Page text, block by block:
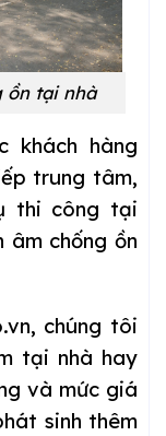
ồn tại nhà
khách hàng
trung tâm,
thi công tại
âm chống ồn
chúng tôi
tại nhà hay
và mức giá
sinh thêm